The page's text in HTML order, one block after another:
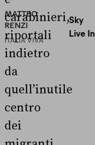
MATTEO
RENZI
ITALIA VIVA
carabinieri,
riportali
indietro
da
quell’inutile
centro
dei
Sky
Live In